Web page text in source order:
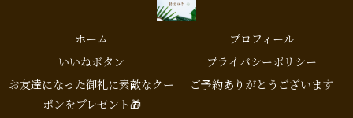
ホーム
プロフィール
いいねボタン
プライバシーポリシー
お友達になった御礼に素敵なクー
ポンをプレゼント🎁
ご予約ありがとうございます